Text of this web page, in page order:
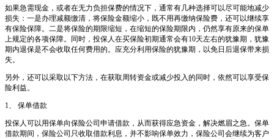
如果急需现金，或者在无力负担保费的情况下，通常有几种选择可以尽可能地减少
损失：一是办理减额缴清，将保险金额缩小，既不用再缴纳保险费，还可以继续享
有保险保障。二是将保险的期限缩短，在缩短的保险期限内，仍然享有原来的保单
上规定的各项保障。同时，投保人在买保险初期通常会有10天左右的犹豫期，犹豫
期内退保是不会收取任何费用的。应充分利用保险的犹豫期，以免日后退保带来损
失。
另外，还可以采取以下方法，在获取周转资金或减少投入的同时，依然可以享受保
险利益。
1、 保单借款
投保人可以用保单向保险公司申请借款，从而获得应急资金，解决燃眉之急。保单
借款期间，保险公司只收取借款利息，并不影响保单效力，保险公司会继续为客户